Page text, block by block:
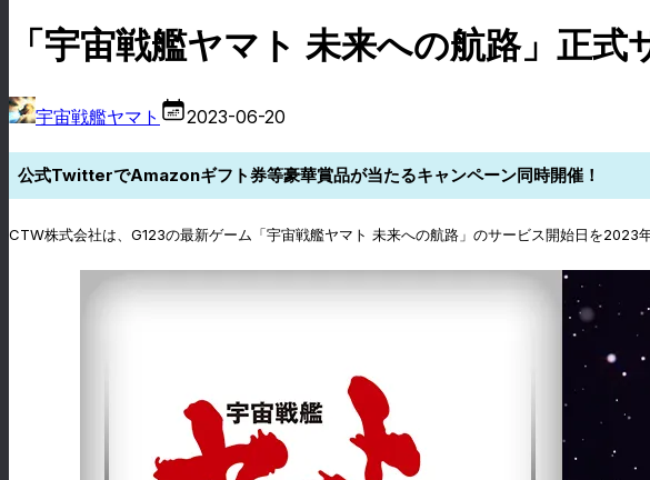
「宇宙戦艦ヤマト 未来への航路」正
宇宙戦艦ヤマト 2023-06-20
公式TwitterでAmazonギフト券等豪華賞品が当たるキャンペーン同時開催！
CTW株式会社は、G123の最新ゲーム「宇宙戦艦ヤマト 未来への航路」のサービス開始日を2023